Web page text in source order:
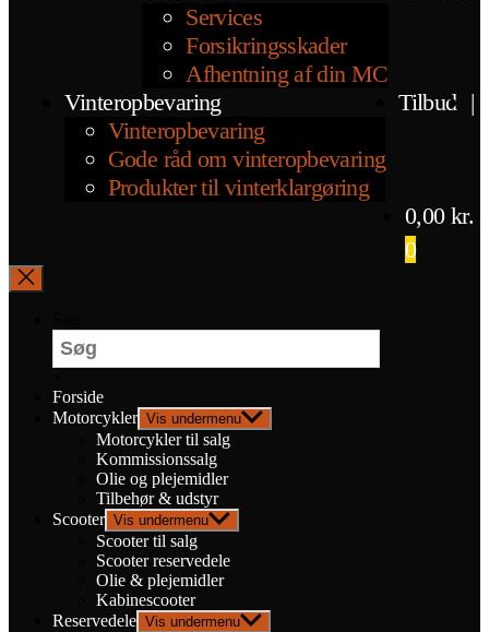
Services
Forsikringsskader
Afhentning af din MC
Vinteropbevaring
Vinteropbevaring
Gode råd om vinteropbevaring
Produkter til vinterklargøring
Tilbud |
0,00 kr.
0
Forside
Motorcykler Vis undermenu
Motorcykler til salg
Kommissionssalg
Olie og plejemidler
Tilbehør & udstyr
Scooter Vis undermenu
Scooter til salg
Scooter reservedele
Olie & plejemidler
Kabinescooter
Reservedele Vis undermenu